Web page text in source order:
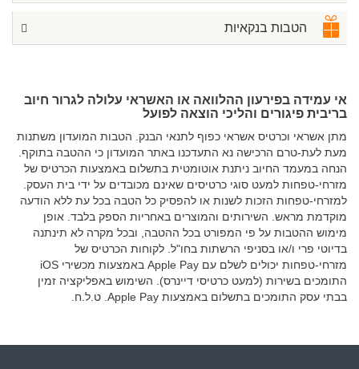
הטבות בנקאיות
אי עמידה בפירעון ההלוואה או האשראי עלולה לגרור חיוב
בריבית פיגורים והליכי הוצאה לפועל
מתן אשראי וכרטיס אשראי כפוף לתנאי הבנק. הטבות המועדון משתנות
מעת לעת-טרם הרכישה נא התעדכנו באתר המועדון כי ההטבה בתוקף.
הנחה במעמד החיוב ניתנת אוטומטית בתשלום באמצעות הכרטיס של
מזרחי-טפחות למעט סוגי כרטיסים שאינם מכובדים על ידי בית העסק.
למזרחי-טפחות הזכות לשנות או להפסיק כל הטבה בכל עת ללא הודעה
מוקדמת מראש. השירותים והמוצרים באחריות הספק בלבד. אופן
מימוש ההטבות על פי המפורט בכל ההטבה, ובכל מקרה לא תינתנה
בדיוטי פרי ו/או בסניפי הרשתות בחו"ל. לקוחות הכרטיס של
מזרחי-טפחות יכולים לשלם עם Apple Pay באמצעות מכשירי iOS
התומכים בשירות (למעט כרטיסי דיינרס). השימוש באפליקציה זמין
בבתי עסק התומכים בתשלום באמצעות Apple Pay. ט.ל.ח.